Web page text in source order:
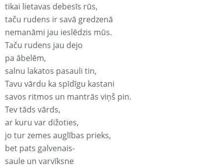
tikai lietavas debesīs rūs,
taču rudens ir savā gredzenā
nemanāmi jau ieslēdzis mūs.
Taču rudens jau dejo
pa ābelēm,
salnu lakatos pasauli tin,
Tavu vārdu ka spīdīgu kastani
savos ritmos un mantrās viņš pin.
Tev tāds vārds,
ar kuru var dižoties,
jo tur zemes auglības prieks,
bet pats galvenais-
saule un varvīksne